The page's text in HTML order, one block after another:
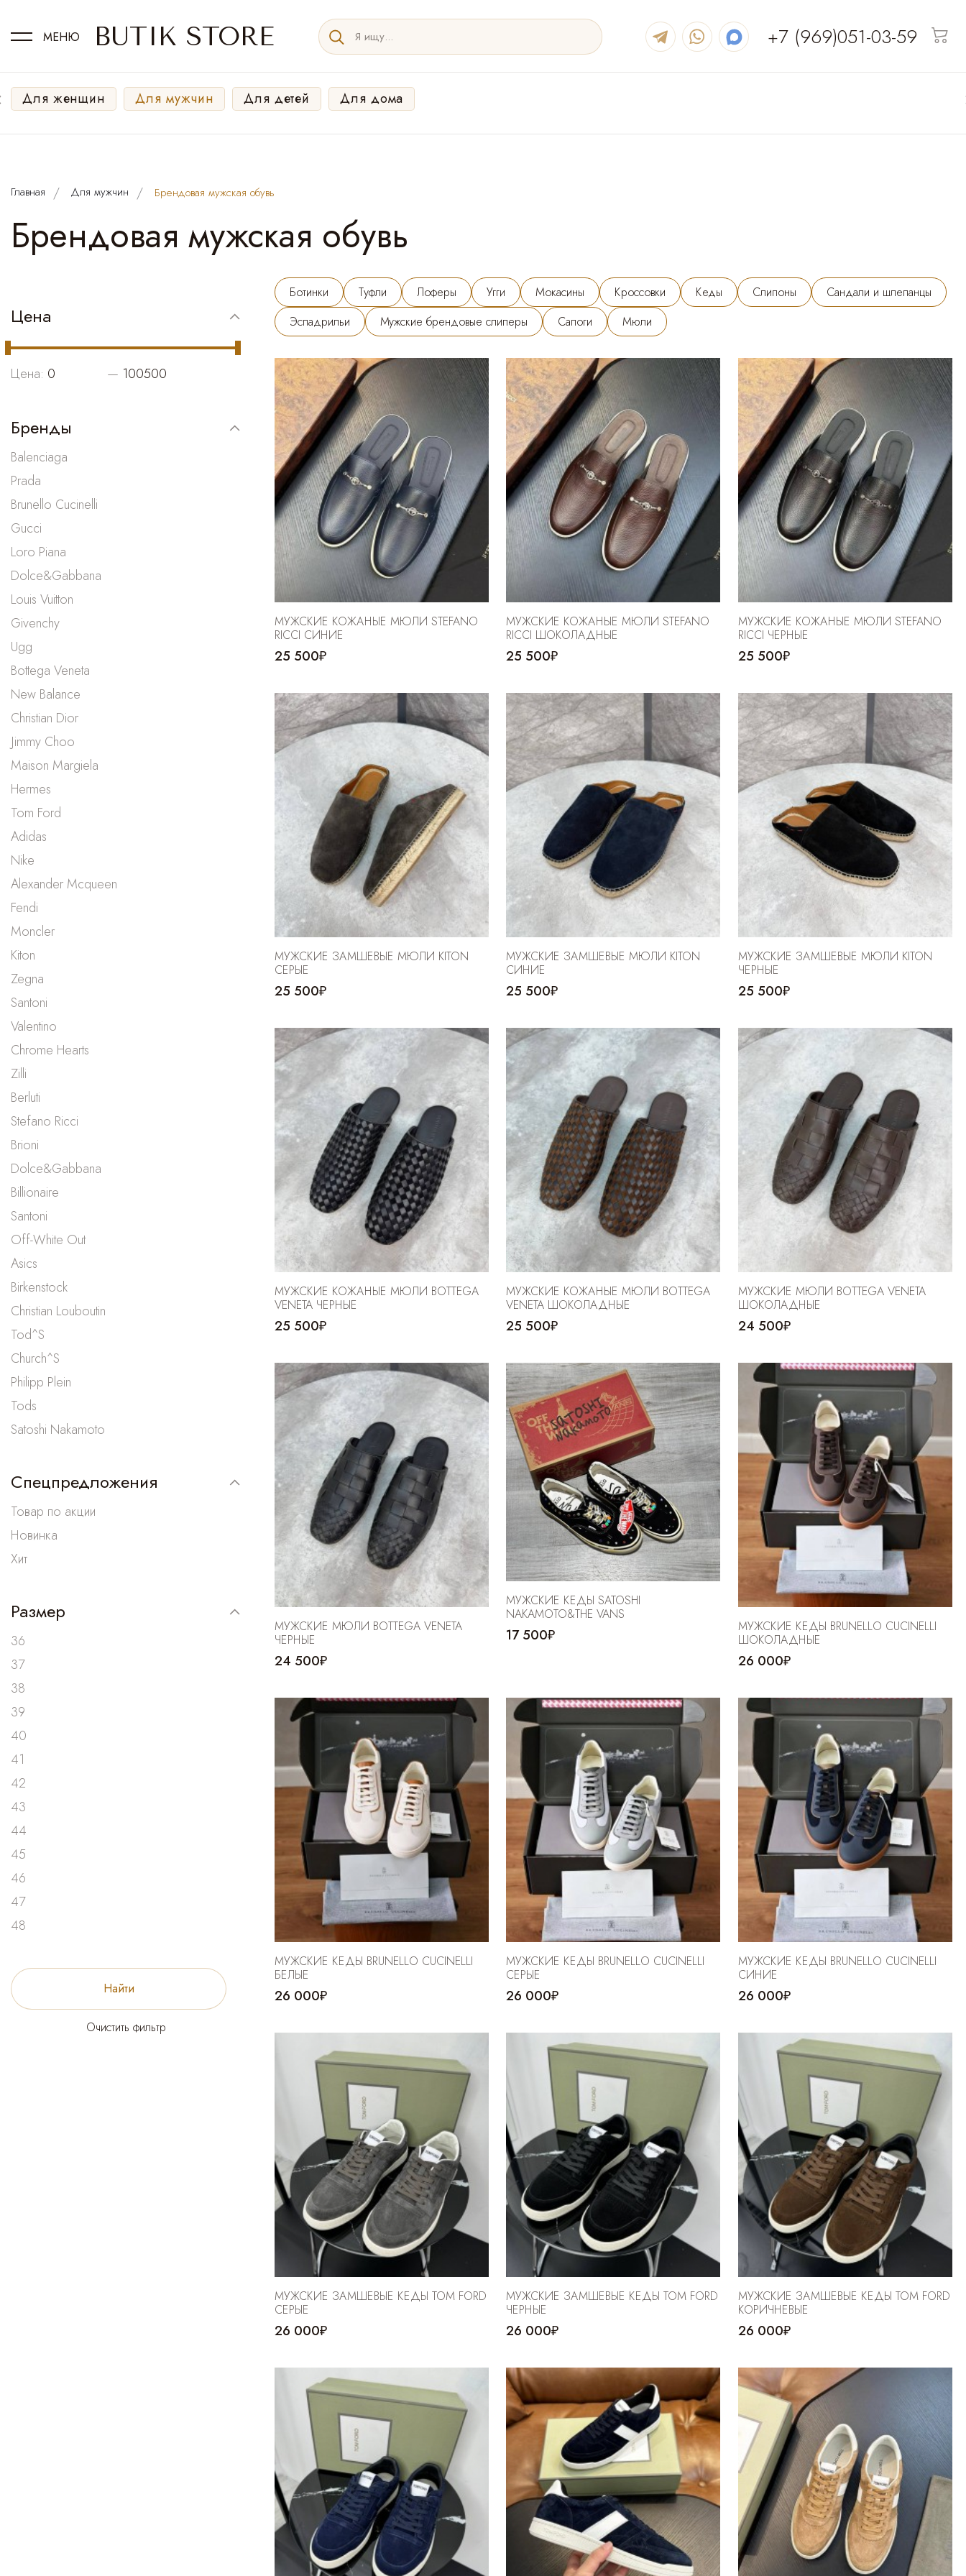
МЕНЮ BUTIK STORE +7 (969)051-03-59
Для женщин Для мужчин Для детей Для дома
Главная Для мужчин Брендовая мужская обувь
Брендовая мужская обувь
Цена
Цена: —
Бренды
Balenciaga
Prada
Brunello Cucinelli
Gucci
Loro Piana
Dolce&Gabbana
Louis Vuitton
Givenchy
Ugg
Bottega Veneta
New Balance
Christian Dior
Jimmy Choo
Maison Margiela
Hermes
Tom Ford
Adidas
Nike
Alexander Mcqueen
Fendi
Moncler
Kiton
Zegna
Santoni
Valentino
Chrome Hearts
Zilli
Berluti
Stefano Ricci
Brioni
Dolce&Gabbana
Billionaire
Santoni
Off-White Out
Asics
Birkenstock
Christian Louboutin
Tod^S
Church^S
Philipp Plein
Tods
Satoshi Nakamoto
Спецпредложения
Товар по акции
Новинка
Хит
Размер
36
37
38
39
40
41
42
43
44
45
46
47
48
Найти
Очистить фильтр
Ботинки Туфли Лоферы Угги Мокасины Кроссовки Кеды Слипоны
Сандали и шлепанцы
Эспадрильи
Мужские брендовые слиперы Сапоги Мюли
МУЖСКИЕ КОЖАНЫЕ МЮЛИ STEFANO
RICCI СИНИЕ
25 500₽
МУЖСКИЕ КОЖАНЫЕ МЮЛИ STEFANO
RICCI ШОКОЛАДНЫЕ
25 500₽
МУЖСКИЕ КОЖАНЫЕ МЮЛИ STEFANO
RICCI ЧЕРНЫЕ
25 500₽
МУЖСКИЕ ЗАМШЕВЫЕ МЮЛИ KITON
СЕРЫЕ
25 500₽
МУЖСКИЕ ЗАМШЕВЫЕ МЮЛИ KITON
СИНИЕ
25 500₽
МУЖСКИЕ ЗАМШЕВЫЕ МЮЛИ KITON
ЧЕРНЫЕ
25 500₽
МУЖСКИЕ КОЖАНЫЕ МЮЛИ BOTTEGA
VENETA ЧЕРНЫЕ
25 500₽
МУЖСКИЕ КОЖАНЫЕ МЮЛИ BOTTEGA
VENETA ШОКОЛАДНЫЕ
25 500₽
МУЖСКИЕ МЮЛИ BOTTEGA VENETA
ШОКОЛАДНЫЕ
24 500₽
МУЖСКИЕ МЮЛИ BOTTEGA VENETA
ЧЕРНЫЕ
24 500₽
МУЖСКИЕ КЕДЫ SATOSHI
NAKAMOTO&THE VANS
17 500₽
МУЖСКИЕ КЕДЫ BRUNELLO CUCINELLI
ШОКОЛАДНЫЕ
26 000₽
МУЖСКИЕ КЕДЫ BRUNELLO CUCINELLI
БЕЛЫЕ
26 000₽
МУЖСКИЕ КЕДЫ BRUNELLO CUCINELLI
СЕРЫЕ
26 000₽
МУЖСКИЕ КЕДЫ BRUNELLO CUCINELLI
СИНИЕ
26 000₽
МУЖСКИЕ ЗАМШЕВЫЕ КЕДЫ TOM FORD
СЕРЫЕ
26 000₽
МУЖСКИЕ ЗАМШЕВЫЕ КЕДЫ TOM FORD
ЧЕРНЫЕ
26 000₽
МУЖСКИЕ ЗАМШЕВЫЕ КЕДЫ TOM FORD
КОРИЧНЕВЫЕ
26 000₽